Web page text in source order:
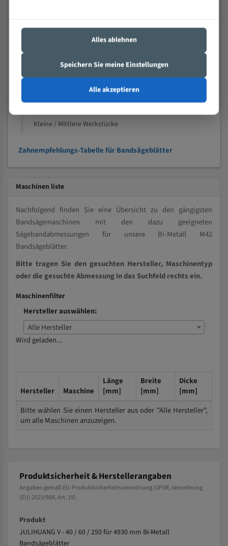
Nichteisenmetalle
Kleine / Mittlere Werkstücke
Zahnempfehlungs-Tabelle für Bandsägeblätter
Maschinen liste
Nachfolgend finden Sie eine Übersicht zu den gängigsten
Bandsägemaschinen mit den dazu geeigneten
Sägebandabmessungen für unsere Bi-Metall M42
Bandsägeblätter.
Bitte tragen Sie den gesuchten Hersteller, Maschinentyp
oder die gesuchte Abmessung in das Suchfeld rechts ein.
Maschinenfilter
Hersteller auswählen:
Alle Hersteller
Wird geladen...
Hersteller Maschine
Länge
[mm]
Breite
[mm]
Dicke
[mm]
Bitte wählen Sie einen Hersteller aus oder "Alle Hersteller",
um alle Maschinen anzuzeigen.
Produktsicherheit & Herstellerangaben
Angaben gemäß EU-Produktsicherheitsverordnung (GPSR, Verordnung
(EU) 2023/988, Art. 19).
Produkt
JULIHUANG V - 40 / 60 / 250 für 4930 mm Bi-Metall
Bandsägeblätter
Alles ablehnen
Speichern Sie meine Einstellungen
Alle akzeptieren